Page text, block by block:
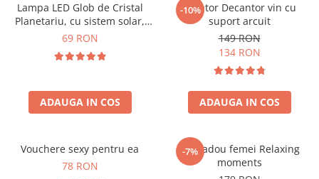
Lampa LED Glob de Cristal
Planetariu, cu sistem solar,
cadou captivant
69 RON
ADAUGA IN COS
-10%
Aerator Decantor vin cu
suport arcuit
149 RON
134 RON
ADAUGA IN COS
Vouchere sexy pentru ea
78 RON
-7%
Set cadou femei Relaxing
moments